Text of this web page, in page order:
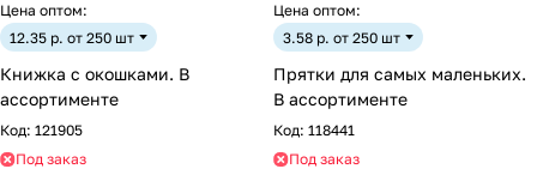
Цена оптом:
12.35 р. от 250 шт
Книжка с окошками. В
ассортименте
Код: 121905
Под заказ
Цена оптом:
3.58 р. от 250 шт
Прятки для самых маленьких.
В ассортименте
Код: 118441
Под заказ